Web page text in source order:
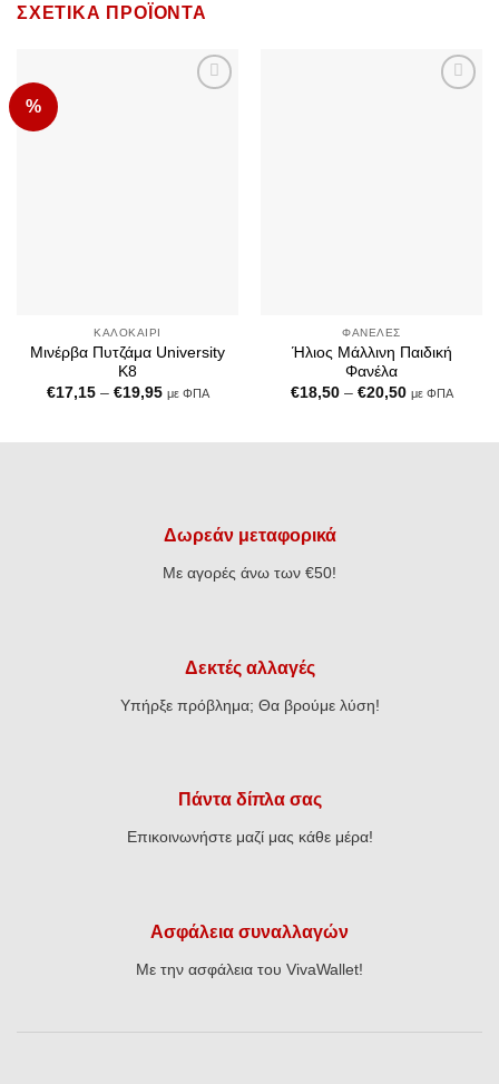
ΣΧΕΤΙΚΆ ΠΡΟΪΌΝΤΑ
%
ΚΑΛΟΚΑΊΡΙ
Μινέρβα Πυτζάμα University
K8
€17,15 – €19,95Price
range:
με ΦΠΑ
ΦΑΝΈΛΕΣ
Ήλιος Μάλλινη Παιδική
Φανέλα
€18,50 – €20,50Price
range:
με ΦΠΑ
Δωρεάν μεταφορικά
Με αγορές άνω των €50!
Δεκτές αλλαγές
Υπήρξε πρόβλημα; Θα βρούμε λύση!
Πάντα δίπλα σας
Επικοινωνήστε μαζί μας κάθε μέρα!
Ασφάλεια συναλλαγών
Με την ασφάλεια του VivaWallet!